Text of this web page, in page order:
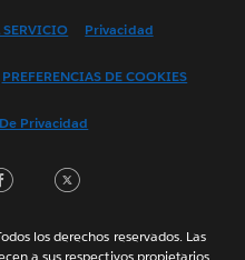
Privacidad
PREFERENCIAS DE COOKIES
Privacidad
Facebook
los derechos reservados. Las
a sus respectivos propietarios.